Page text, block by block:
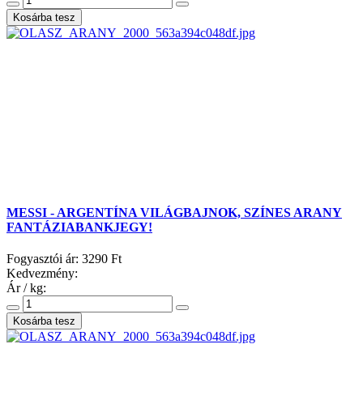
MESSI - ARGENTÍNA VILÁGBAJNOK, SZÍNES ARANY
FANTÁZIABANKJEGY!
Fogyasztói ár: 3290 Ft
Kedvezmény:
Ár / kg: